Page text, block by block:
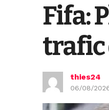
Fifa:
trafic
thies24
06/08/